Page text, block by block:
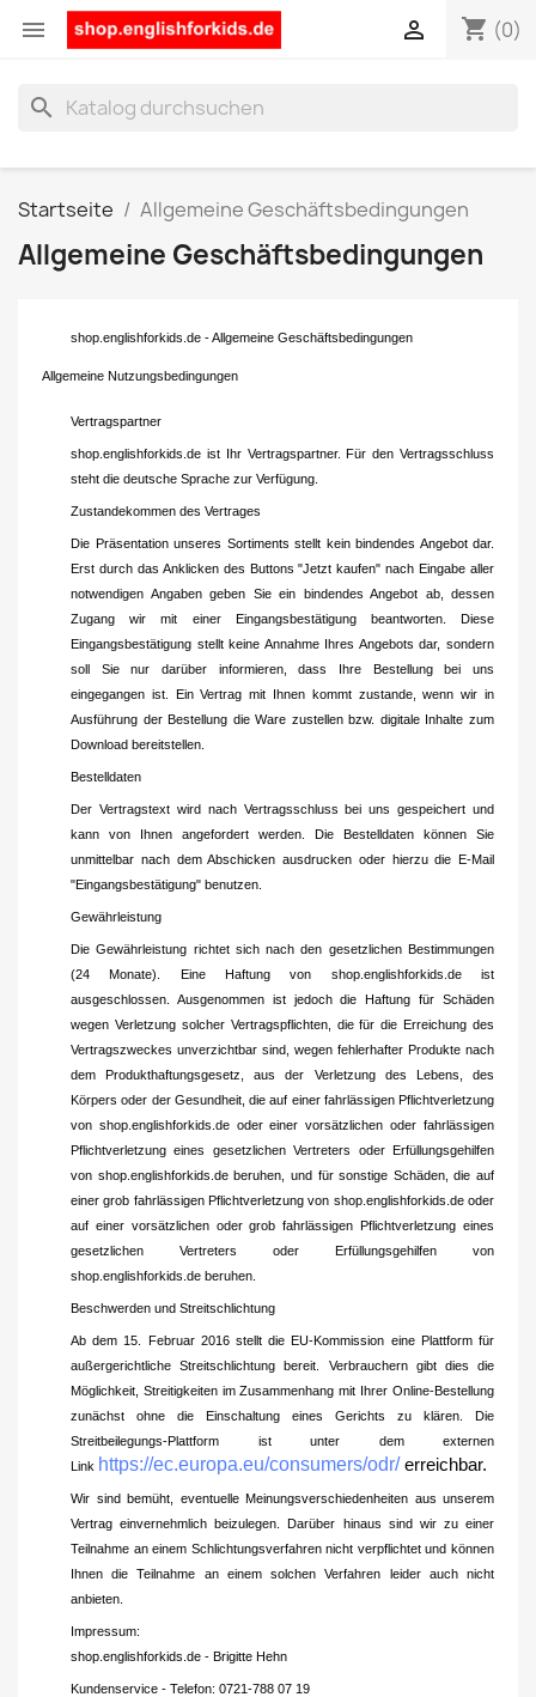
 shopping_cart (0)

search
Startseite Allgemeine Geschäftsbedingungen
Allgemeine Geschäftsbedingungen
shop.englishforkids.de - Allgemeine Geschäftsbedingungen
Allgemeine Nutzungsbedingungen
Vertragspartner
shop.englishforkids.de ist Ihr Vertragspartner. Für den Vertragsschluss
steht die deutsche Sprache zur Verfügung.
Zustandekommen des Vertrages
Die Präsentation unseres Sortiments stellt kein bindendes Angebot dar.
Erst durch das Anklicken des Buttons "Jetzt kaufen" nach Eingabe aller
notwendigen Angaben geben Sie ein bindendes Angebot ab, dessen
Zugang wir mit einer Eingangsbestätigung beantworten. Diese
Eingangsbestätigung stellt keine Annahme Ihres Angebots dar, sondern
soll Sie nur darüber informieren, dass Ihre Bestellung bei uns
eingegangen ist. Ein Vertrag mit Ihnen kommt zustande, wenn wir in
Ausführung der Bestellung die Ware zustellen bzw. digitale Inhalte zum
Download bereitstellen.
Bestelldaten
Der Vertragstext wird nach Vertragsschluss bei uns gespeichert und
kann von Ihnen angefordert werden. Die Bestelldaten können Sie
unmittelbar nach dem Abschicken ausdrucken oder hierzu die E-Mail
"Eingangsbestätigung" benutzen.
Gewährleistung
Die Gewährleistung richtet sich nach den gesetzlichen Bestimmungen
(24 Monate). Eine Haftung von shop.englishforkids.de ist
ausgeschlossen. Ausgenommen ist jedoch die Haftung für Schäden
wegen Verletzung solcher Vertragspflichten, die für die Erreichung des
Vertragszweckes unverzichtbar sind, wegen fehlerhafter Produkte nach
dem Produkthaftungsgesetz, aus der Verletzung des Lebens, des
Körpers oder der Gesundheit, die auf einer fahrlässigen Pflichtverletzung
von shop.englishforkids.de oder einer vorsätzlichen oder fahrlässigen
Pflichtverletzung eines gesetzlichen Vertreters oder Erfüllungsgehilfen
von shop.englishforkids.de beruhen, und für sonstige Schäden, die auf
einer grob fahrlässigen Pflichtverletzung von shop.englishforkids.de oder
auf einer vorsätzlichen oder grob fahrlässigen Pflichtverletzung eines
gesetzlichen Vertreters oder Erfüllungsgehilfen von
shop.englishforkids.de beruhen.
Beschwerden und Streitschlichtung
Ab dem 15. Februar 2016 stellt die EU-Kommission eine Plattform für
außergerichtliche Streitschlichtung bereit. Verbrauchern gibt dies die
Möglichkeit, Streitigkeiten im Zusammenhang mit Ihrer Online-Bestellung
zunächst ohne die Einschaltung eines Gerichts zu klären. Die
Streitbeilegungs-Plattform ist unter dem externen
Link https://ec.europa.eu/consumers/odr/erreichbar.
Wir sind bemüht, eventuelle Meinungsverschiedenheiten aus unserem
Vertrag einvernehmlich beizulegen. Darüber hinaus sind wir zu einer
Teilnahme an einem Schlichtungsverfahren nicht verpflichtet und können
Ihnen die Teilnahme an einem solchen Verfahren leider auch nicht
anbieten.
Impressum:
shop.englishforkids.de - Brigitte Hehn
Kundenservice - Telefon: 0721-788 07 19